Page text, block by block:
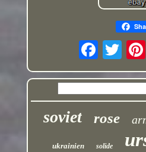
soviet rose
ukrainien solide